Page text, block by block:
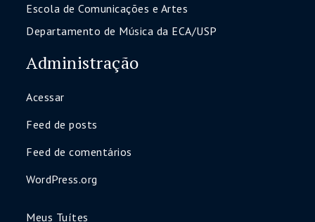
Escola de Comunicações e Artes
Departamento de Música da ECA/USP
Administração
Acessar
Feed de posts
Feed de comentários
WordPress.org
Meus Tuítes